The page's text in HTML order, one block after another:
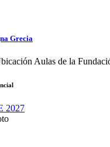
Grecia
Aulas de la
2027